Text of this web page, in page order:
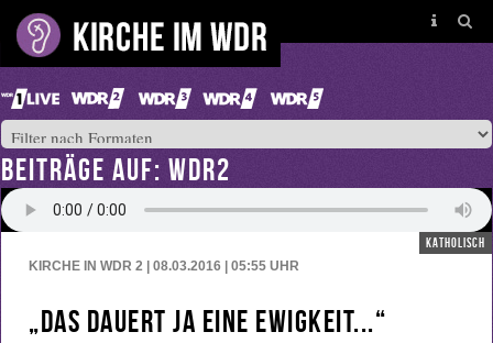
BEITRÄGE AUF: WDR2
katholisch
KIRCHE IN WDR 2 | 08.03.2016 | 05:55 UHR
„Das dauert ja eine Ewigkeit...“